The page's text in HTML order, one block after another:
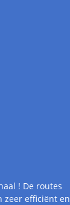
! De routes
zeer efficiënt en